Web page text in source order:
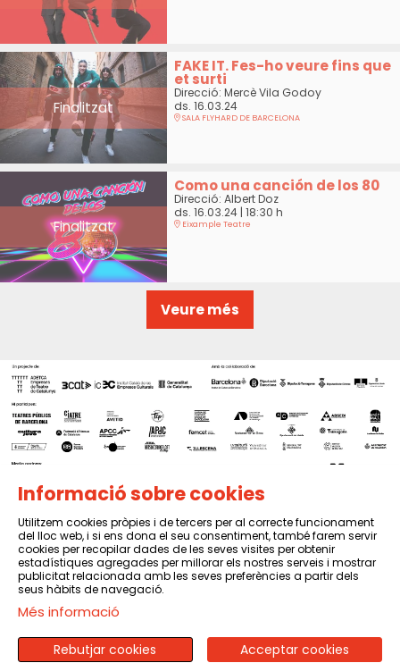
Finalitzat
FAKE IT. Fes-ho veure fins que
et surti
Direcció: Mercè Vila Godoy
ds. 16.03.24
SALA FLYHARD DE BARCELONA
Finalitzat
Como una canción de los 80
Direcció: Albert Doz
ds. 16.03.24| 18:30 h
Eixample Teatre
Veure més
Sitemap | Avís Legal | Política de privacitat | Contactar
Informació sobre cookies
Utilitzem cookies pròpies i de tercers per al correcte funcionament
del lloc web, i si ens dona el seu consentiment, també farem servir
cookies per recopilar dades de les seves visites per obtenir
estadístiques agregades per millorar els nostres serveis i mostrar
publicitat relacionada amb les seves preferències a partir dels
seus hàbits de navegació.
Més informació
Acceptar cookies
Rebutjar cookies